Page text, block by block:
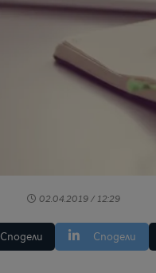
02.04.2019 / 12:29
Сподели Сподели